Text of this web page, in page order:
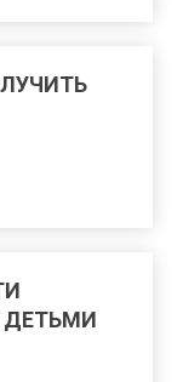
ДЕТЬМИ